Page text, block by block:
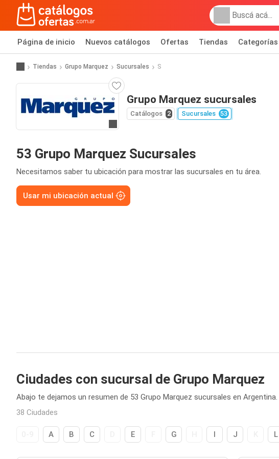
Página de inicio Nuevos catálogos Ofertas Tiendas Categorías
Tiendas Grupo Marquez Sucursales S
Grupo Marquez sucursales
Catálogos 2 Sucursales 53
53 Grupo Marquez Sucursales
Necesitamos saber tu ubicación para mostrar las sucursales en tu área.
Usar mi ubicación actual
Ciudades con sucursal de Grupo Marquez
Abajo te dejamos un resumen de 53 Grupo Marquez sucursales en Argentina.
38 Ciudades
A B C E G I J L